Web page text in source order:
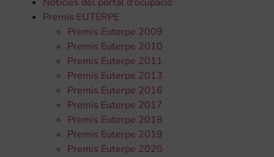
Premis EUTERPE
Premis Euterpe 2009
Premis Euterpe 2010
Premis Euterpe 2011
Premis Euterpe 2013
Premis Euterpe 2016
Premis Euterpe 2017
Premis Euterpe 2018
Premis Euterpe 2019
Premis Euterpe 2020